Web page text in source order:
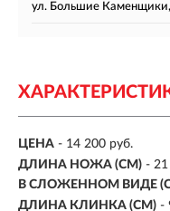
ул. Большие Каменщики,
ЦЕНА - 14 200 руб.
ДЛИНА НОЖА (СМ) - 21
В СЛОЖЕННОМ ВИДЕ
ДЛИНА КЛИНКА (СМ) -